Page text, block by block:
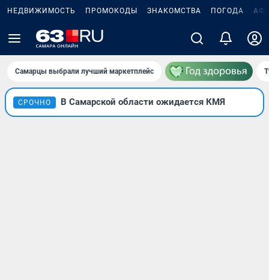
НЕДВИЖИМОСТЬ ПРОМОКОДЫ ЗНАКОМСТВА ПОГОДА
Самарцы выбрали лучший маркетплейс
СРОЧНО В Самарской области ожидается КМЯ